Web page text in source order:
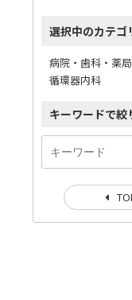
選択中のカテゴ
循環器内科
キーワードで絞